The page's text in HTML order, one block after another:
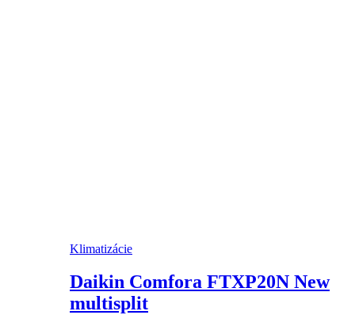
Klimatizácie
Daikin Comfora FTXP20N New
multisplit